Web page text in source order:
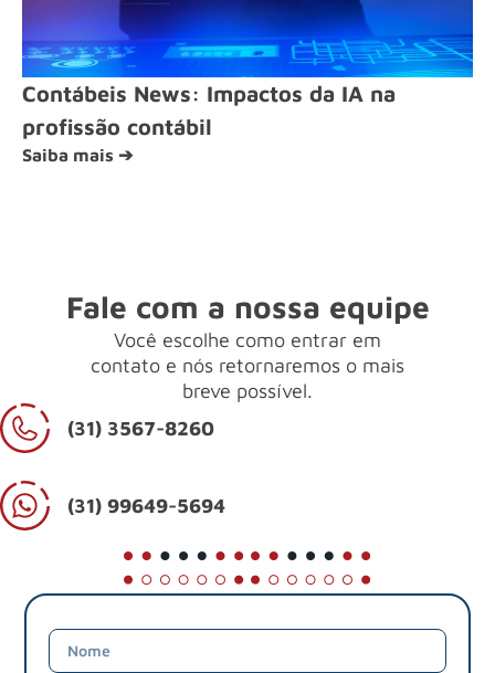
Contábeis News: Impactos da IA na
profissão contábil
Saiba mais ➔
Fale com a nossa equipe
Você escolhe como entrar em
contato e nós retornaremos o mais
breve possível.
(31) 3567-8260
(31) 99649-5694